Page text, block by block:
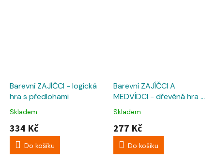
Barevní ZAJÍČCI - logická
hra s předlohami
Skladem
334 Kč
Do košíku
Barevní ZAJÍČCI A
MEDVÍDCI - dřevěná hra s
předlohami
Skladem
277 Kč
Do košíku